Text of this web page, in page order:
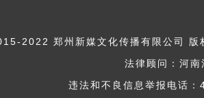
2022 郑州新媒文化传播有限公司 版
法律顾问：河
违法和不良信息举报电话